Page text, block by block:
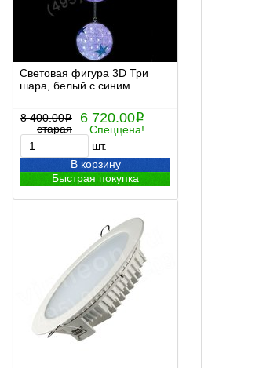
Световая фигура 3D Три
шара, белый с синим
8 400.00i
старая
6 720.00i
Спеццена!
шт.
В корзину
Быстрая покупка